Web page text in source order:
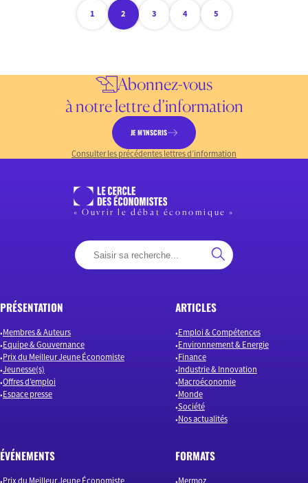
1 2 3 4 5
Abonnez-vous
à notre lettre d’information
JE M’INSCRIS
Consulter les précédentes lettres d’information
« Ouvrir le débat économique »
PRÉSENTATION
Membres & Auteurs
Equipe & Gouvernance
Prix du Meilleur Jeune Économiste
Jeunesse(s)
Offres d’emploi
Espace presse
ARTICLES
Emploi & Compétences
Environnement & Energie
Finance
Industrie & Innovation
Macroéconomie
Monde
Société
Nos actualités
ÉVÉNEMENTS
Prix du Meilleur Jeune Économiste
FORMATS
Mermoz